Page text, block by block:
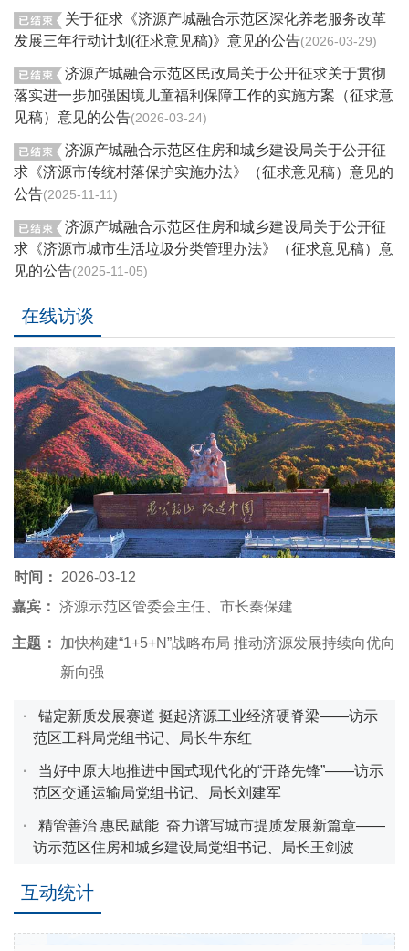
关于征求《济源产城融合示范区深化养老服务改革
发展三年行动计划(征求意见稿)》意见的公告 2026-03-29
济源产城融合示范区民政局关于公开征求关于贯彻
落实进一步加强困境儿童福利保障工作的实施方案（征求意
见稿）意见的公告 2026-03-24
济源产城融合示范区住房和城乡建设局关于公开征
求《济源市传统村落保护实施办法》（征求意见稿）意见的
公告 2025-11-11
济源产城融合示范区住房和城乡建设局关于公开征
求《济源市城市生活垃圾分类管理办法》（征求意见稿）意
见的公告 2025-11-05
在线访谈
时间：
2026-03-12
嘉宾：
济源示范区管委会主任、市长秦保建
主题：
加快构建“1+5+N”战略布局 推动济源发展持续向优向
新向强
·
锚定新质发展赛道 挺起济源工业经济硬脊梁——访示
范区工科局党组书记、局长牛东红
·
当好中原大地推进中国式现代化的“开路先锋”——访示
范区交通运输局党组书记、局长刘建军
·
精管善治 惠民赋能 奋力谱写城市提质发展新篇章——
访示范区住房和城乡建设局党组书记、局长王剑波
互动统计